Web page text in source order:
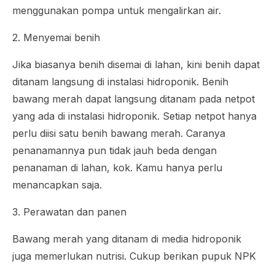
menggunakan pompa untuk mengalirkan air.
2. Menyemai benih
Jika biasanya benih disemai di lahan, kini benih dapat
ditanam langsung di instalasi hidroponik. Benih
bawang merah dapat langsung ditanam pada netpot
yang ada di instalasi hidroponik. Setiap netpot hanya
perlu diisi satu benih bawang merah. Caranya
penanamannya pun tidak jauh beda dengan
penanaman di lahan, kok. Kamu hanya perlu
menancapkan saja.
3. Perawatan dan panen
Bawang merah yang ditanam di media hidroponik
juga memerlukan nutrisi. Cukup berikan pupuk NPK